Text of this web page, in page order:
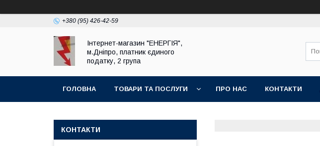
+380 (95) 426-42-59
Інтернет-магазин "ЕНЕРГІЯ",
м.Дніпро, платник єдиного
податку, 2 група
ГОЛОВНА ТОВАРИ ТА ПОСЛУГИ ПРО НАС КОНТАКТИ
КОНТАКТИ